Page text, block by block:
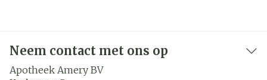
Neem contact met ons op
Apotheek Amery BV